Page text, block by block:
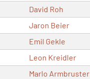
David Roh
Jaron Beier
Emil Gekle
Leon Kreidler
Marlo Armbruster